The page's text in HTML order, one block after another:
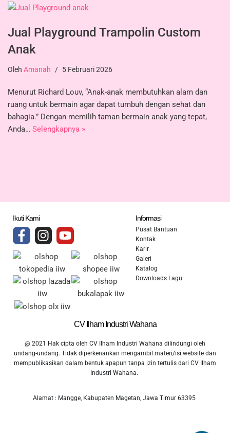
Jual Playground Trampolin Custom
Anak
Oleh Amanah 5 Februari 2026
Menurut Richard Louv, “Anak-anak membutuhkan alam dan
ruang untuk bermain agar dapat tumbuh dengan sehat dan
bahagia.” Dengan memilih taman bermain anak yang tepat,
Anda… Selengkapnya »
CV Ilham Industri Wahana
@ 2021 Hak cipta oleh CV Ilham Industri Wahana dilindungi oleh
undang-undang. Tidak diperkenankan mengambil materi/isi website dan
mempublikasikan dalam bentuk apapun tanpa izin tertulis dari CV Ilham
Industri Wahana.
Alamat : Mangge, Kabupaten Magetan, Jawa Timur 63395
Informasi
Pusat Bantuan
Kontak
Karir
Galeri
Katalog
Downloads Lagu
Ikuti Kami